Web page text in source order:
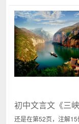
还是在第52页，注解